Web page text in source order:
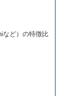
ど）の特徴比